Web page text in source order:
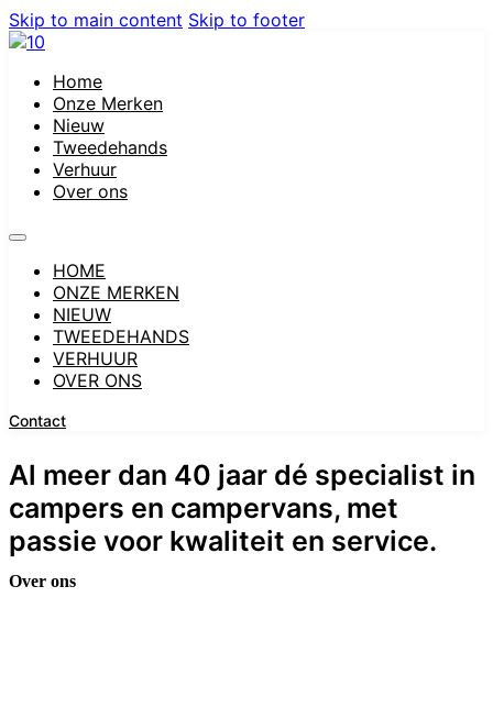
Skip to main content Skip to footer
Home
Onze Merken
Nieuw
Tweedehands
Verhuur
Over ons
HOME
ONZE MERKEN
NIEUW
TWEEDEHANDS
VERHUUR
OVER ONS
Contact
Al meer dan 40 jaar dé specialist in
campers en campervans, met
passie voor kwaliteit en service.
Over ons